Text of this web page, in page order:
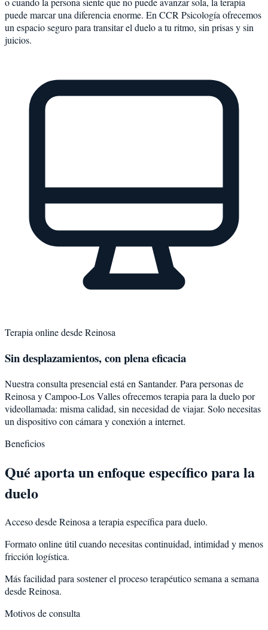
puede marcar una diferencia enorme. En CCR Psicología ofrecemos
un espacio seguro para transitar el duelo a tu ritmo, sin prisas y sin
juicios.
Terapia online desdeReinosa
Sin desplazamientos, con plena eficacia
Nuestra consulta presencial está en Santander. Para personas de
Reinosa yCampoo-Los Vallesofrecemos terapia para la duelopor
videollamada: misma calidad, sin necesidad de viajar. Solo necesitas
un dispositivo con cámara y conexión a internet.
Beneficios
Qué aporta un enfoque específico para la
duelo
Acceso desde Reinosa a terapia específica para duelo.
Formato online útil cuando necesitas continuidad, intimidad y menos
fricción logística.
Más facilidad para sostener el proceso terapéutico semana a semana
desde Reinosa.
Motivos de consulta